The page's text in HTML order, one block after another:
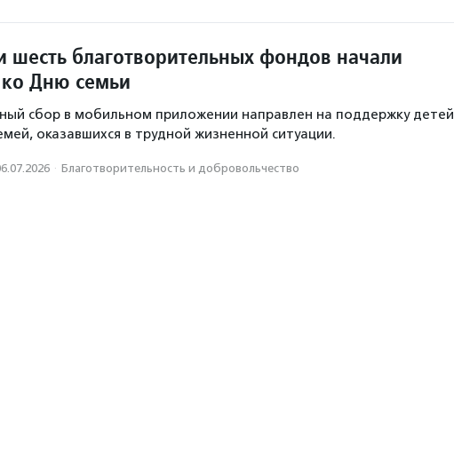
шесть благотворительных фондов начали
Дню семьи
сбор в мобильном приложении направлен на поддержку
оказавшихся в трудной жизненной ситуации.
· Благотвори­тель­ность и доброволь­чест­во